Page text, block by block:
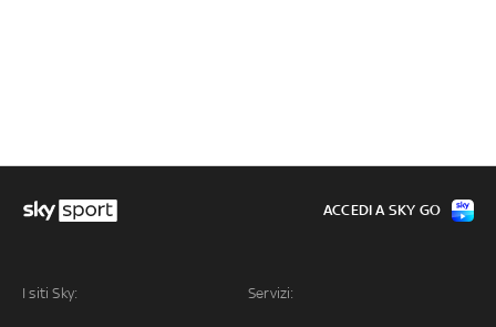
I siti Sky: Servizi:
ACCEDI A SKY GO